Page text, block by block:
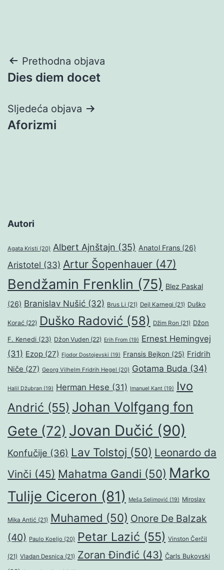
Navigacija
objava
Prethodna objava
Dies diem docet
Sljedeća objava
Aforizmi
Autori
Agata Kristi (20) Albert Ajnštajn (35) Anatol Frans (26)
Aristotel (33) Artur Šopenhauer (47)
Bendžamin Frenklin (75) Blez Paskal
(26) Branislav Nušić (32) Brus Li (21) Dejl Karnegi (21) Duško
Korać (22) Duško Radović (58) Džim Ron (21) Džon
F. Kenedi (23) Džon Vuden (22) Erih From (19) Ernest Hemingvej
(31) Ezop (27) Fjodor Dostojevski (19) Fransis Bejkon (25) Fridrih
Niče (27) Georg Vilhelm Fridrih Hegel (20) Gotama Buda (34)
Halil Džubran (19) Herman Hese (31) Imanuel Kant (19)
Ivo
Andrić (55) Johan Volfgang fon
Gete (72) Jovan Dučić (90)
Konfučije (36) Lav Tolstoj (50) Leonardo da
Vinči (45) Mahatma Gandi (50) Marko
Tulije Ciceron (81) Meša Selimović (19) Miroslav
Mika Antić (21) Muhamed (50) Onore De Balzak
(40) Paulo Koeljo (20) Petar Lazić (55) Vinston Čerčil
(21) Vladan Desnica (21) Zoran Đinđić (43) Čarls Bukovski